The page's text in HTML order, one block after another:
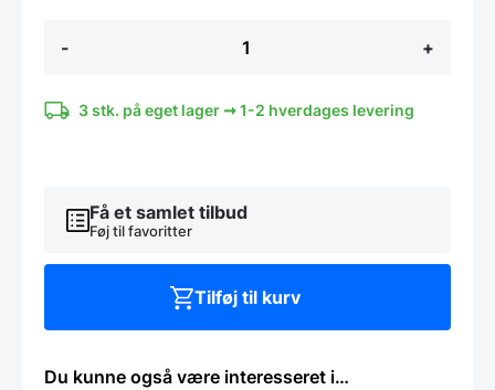
-
rød
Flere
antal
+
3 stk. på eget lager ➞ 1-2 hverdages levering
Få et samlet tilbud
Føj til favoritter
Tilføj til kurv
Du kunne også være interesseret i…